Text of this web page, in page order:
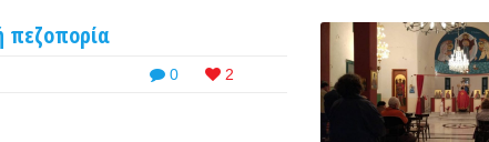
πεζοπορία
0 2